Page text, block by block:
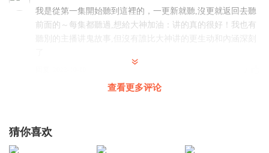
我是從第一集開始聽到這裡的，一更新就聽,沒更就返回去聽
前面的～每集都聽過,想給大神加油：讲的真的很好！我也有
聽別的主播讲鬼故事,但沒有誰比大神讲的更生动和內涵深刻
李涵程
雦可以吗宝贝老婆老婆我爱你老婆晚安我爱你老婆晚安老婆
查看更多评论
猜你喜欢